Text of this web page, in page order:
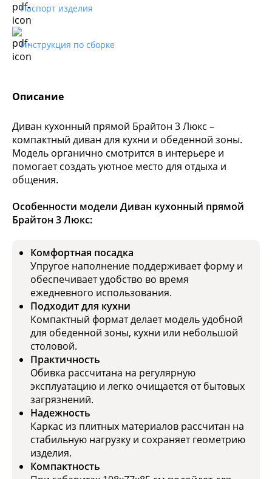
Описание
Диван кухонный прямой Брайтон 3 Люкс –
компактный диван для кухни и обеденной зоны.
Модель органично смотрится в интерьере и
помогает создать уютное место для отдыха и
общения.
Особенности модели Диван кухонный прямой
Брайтон 3 Люкс:
Комфортная посадка
Упругое наполнение поддерживает форму и
обеспечивает удобство во время
ежедневного использования.
Подходит для кухни
Компактный формат делает модель удобной
для обеденной зоны, кухни или небольшой
столовой.
Практичность
Обивка рассчитана на регулярную
эксплуатацию и легко очищается от бытовых
загрязнений.
Надежность
Каркас из плитных материалов рассчитан на
стабильную нагрузку и сохраняет геометрию
изделия.
Компактность
Паспорт изделия
Инструкция по сборке